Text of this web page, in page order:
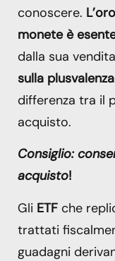
conoscere.
monete è
dalla sua
sulla
differenza tra il
acquisto.
Consiglio:
acquisto!
Gli ETF che
trattati
guadagni